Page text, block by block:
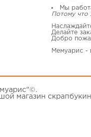
Мы
Потому что
Делайте
Добро
Мемуарис -
магазин